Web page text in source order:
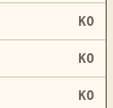
KO
KO
KO